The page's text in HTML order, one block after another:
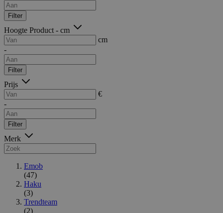
Filter
Hoogte Product - cm
cm
-
Filter
Prijs
€
-
Filter
Merk
Emob
(47)
Haku
(3)
Trendteam
(2)